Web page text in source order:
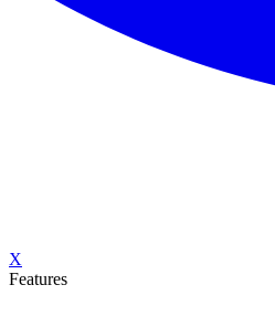
X
Features